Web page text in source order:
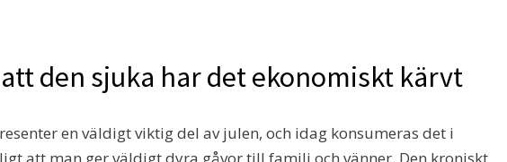
den sjuka har det ekonomiskt kärvt
en väldigt viktig del av julen, och idag konsumeras det i
att man ger väldigt dyra gåvor till familj och vänner. Den kroniskt